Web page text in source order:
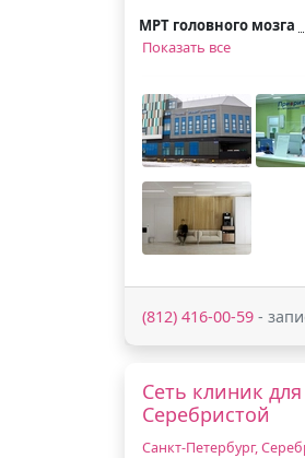
МРТ головного мозга
Показать все
(812) 416-00-59 -
Сеть клиник
Серебристой
Санкт-Петербург,